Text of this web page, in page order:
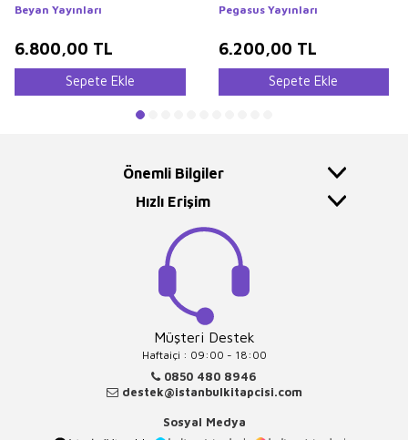
Beyan Yayınları
6.800,00 TL
Sepete Ekle
Pegasus Yayınları
6.200,00 TL
Sepete Ekle
Önemli Bilgiler
Hızlı Erişim
Müşteri Destek
Haftaiçi : 09:00 - 18:00
0850 480 8946
destek@istanbulkitapcisi.com
Sosyal Medya